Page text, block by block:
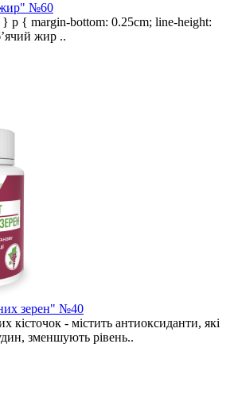
жир" №60
p { margin-bottom: 0.25cm; line-height:
жир ..
зерен" №40
кісточок - містить антиоксиданти, які
зменшують рівень..